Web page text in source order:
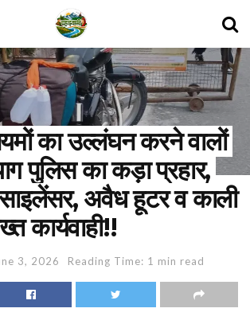
का उल्लंघन करने वालों
पुलिस का कड़ा प्रहार,
अवैध हूटर व काली
कार्यवाही!!
3, 2026 Reading Time: 1 min read